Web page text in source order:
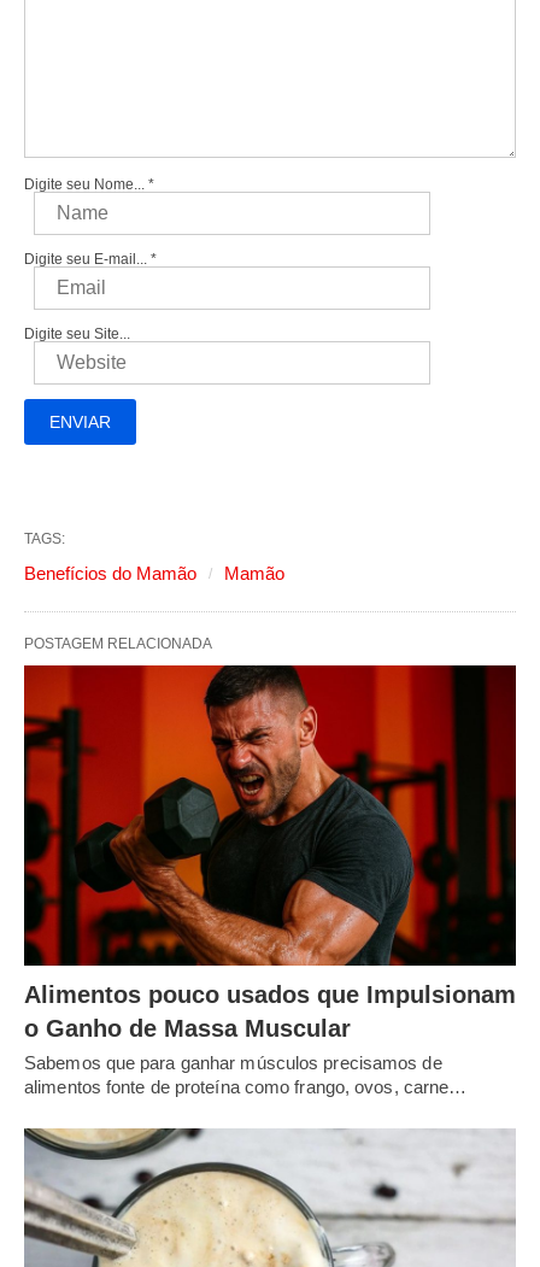
Digite seu Nome... *
Digite seu E-mail... *
Digite seu Site...
TAGS:
Benefícios do Mamão Mamão
POSTAGEM RELACIONADA
Alimentos pouco usados que Impulsionam
o Ganho de Massa Muscular
Sabemos que para ganhar músculos precisamos de
alimentos fonte de proteína como frango, ovos, carne…